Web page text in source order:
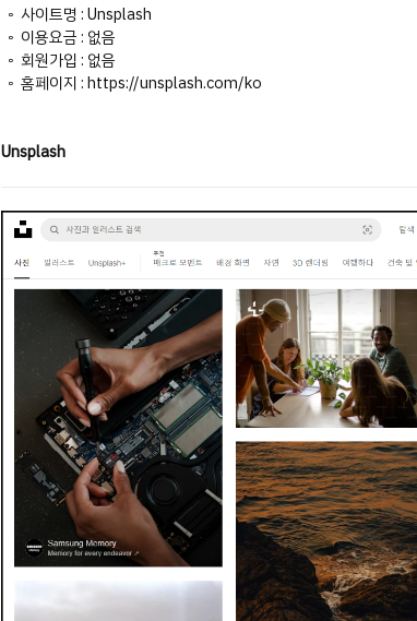
◦ 사이트명 : Unsplash
◦ 이용요금 : 없음
◦ 회원가입 : 없음
◦ 홈페이지 : https://unsplash.com/ko
Unsplash